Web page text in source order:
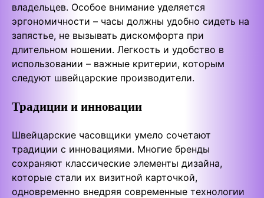
владельцев. Особое внимание уделяется
эргономичности – часы должны удобно сидеть на
запястье, не вызывать дискомфорта при
длительном ношении. Легкость и удобство в
использовании – важные критерии, которым
следуют швейцарские производители.
Традиции и инновации
Швейцарские часовщики умело сочетают
традиции с инновациями. Многие бренды
сохраняют классические элементы дизайна,
которые стали их визитной карточкой,
одновременно внедряя современные технологии